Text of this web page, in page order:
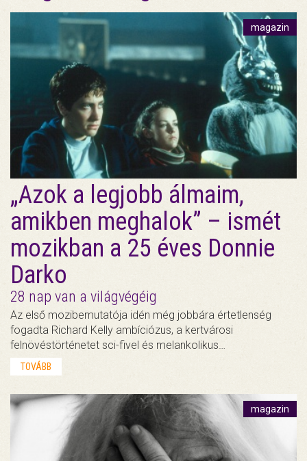
magazin
„Azok a legjobb álmaim,
amikben meghalok” – ismét
mozikban a 25 éves Donnie
Darko
28 nap van a világvégéig
Az első mozibemutatója idén még jobbára értetlenség
fogadta Richard Kelly ambíciózus, a kertvárosi
felnövéstörténetet sci-fivel és melankolikus…
TOVÁBB
magazin